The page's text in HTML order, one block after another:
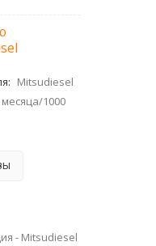
Mitsudiesel
месяца/1000
- Mitsudiesel